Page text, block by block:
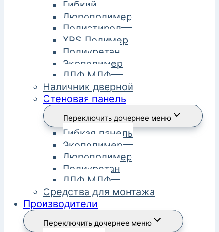
Гибкий
Дюрополимер
Полистирол
XPS Полимер
Полиуретан
Экополимер
ЛДФ МДФ
Наличник дверной
Стеновая панель
Переключить дочернее меню
Гибкая панель
Экополимер
Дюрополимер
Полиуретан
ЛДФ МДФ
Средства для монтажа
Производители
Переключить дочернее меню